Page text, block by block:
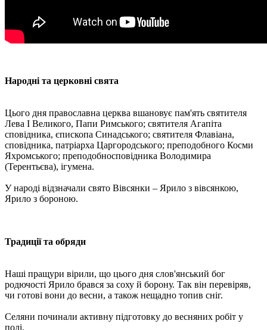
Народні та церковні свята
Цього дня православна церква вшановує пам'ять святителя
Лева I Великого, Папи Римського; святителя Агапіта
сповідника, єпископа Синадського; святителя Флавіана,
сповідника, патріарха Царгородського; преподобного Косми
Яхромського; преподобносповідника Володимира
(Терентьєва), ігумена.
У народі відзначали свято Вівсянки – Ярило з вівсянкою,
Ярило з бороною.
Традиції та обряди
Наші пращури вірили, що цього дня слов'янський бог
родючості Ярило брався за соху й борону. Так він перевіряв,
чи готові вони до весни, а також нещадно топив сніг.
Селяни починали активну підготовку до весняних робіт у
полі.